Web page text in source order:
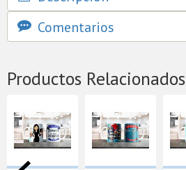
Comentarios
Productos Relacionados